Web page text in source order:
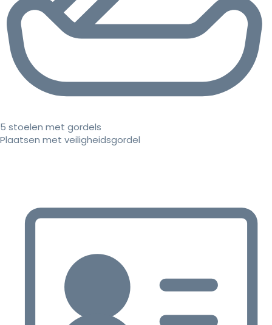
5 stoelen met gordels
Plaatsen met veiligheidsgordel